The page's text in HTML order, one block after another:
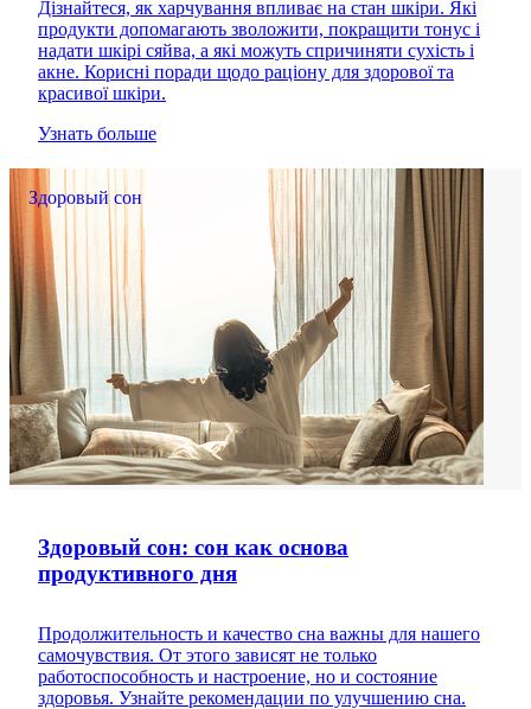
Дізнайтеся, як харчування впливає на стан шкіри. Які
продукти допомагають зволожити, покращити тонус і
надати шкірі сяйва, а які можуть спричиняти сухість і
акне. Корисні поради щодо раціону для здорової та
красивої шкіри.
Узнать больше
Здоровый сон
Здоровый сон: сон как основа
продуктивного дня
Продолжительность и качество сна важны для нашего
самочувствия. От этого зависят не только
работоспособность и настроение, но и состояние
здоровья. Узнайте рекомендации по улучшению сна.